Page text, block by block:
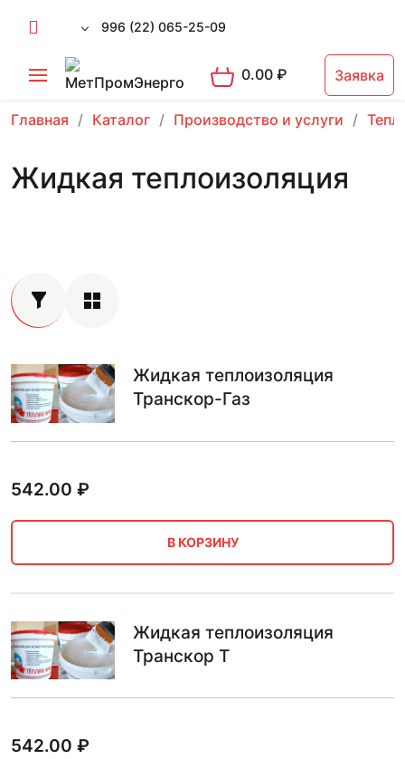
996 (22) 065-25-09
0.00₽ Заявка
Главная Каталог Производство и услуги
Жидкая теплоизоляция
Жидкая теплоизоляция
Транскор-Газ
542.00 ₽
В КОРЗИНУ
Жидкая теплоизоляция
Транскор Т
542.00 ₽